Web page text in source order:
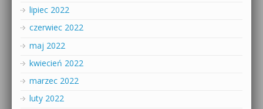
lipiec 2022
czerwiec 2022
maj 2022
kwiecień 2022
marzec 2022
luty 2022